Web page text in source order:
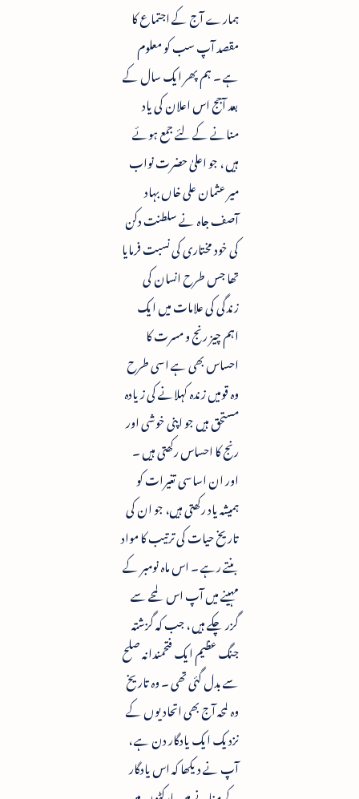
ہمارے آج کے اجتماع کا
مقصد آپ سب کو معلوم
ہے ۔ ہم پھر ایک سال کے
بعد آجج اس اعلان کی یاد
منانے کے لئے جمع ہوئے
ہیں ، جو اعلیٰ حضرت نواب
میر عثمان علی خاں بہاد
آصف جاہ نے سلطنت دکن
کی خود مختاری کی نسبت فرمایا
تھا جس طرح انسان کی
زندگی کی علامات میں ایک
اہم چیز رنج و مسرت کا
احساس بھی ہے اسی طرح
وہ قومیں زندہ کہلانے کی زیادہ
مستحق ہیں جو اپنی خوشی اور
رنج کا احساس رکھتی ہیں ۔
اور ان اساسی تغیرات کو
ہمیشہ یاد رکھتی ہیں، جو ان کی
تاریخ حیات کی ترتیب کا مواد
بنتے رہے ۔ اس ماہ نومبر کے
مہینے میں آپ اس لمحے سے
گزر چکے ہیں ، جب کہ گزشتہ
جنگ عظیم ایک فتحمندانہ صلح
سے بدل گئی تھی ۔ وہ تاریخ
وہ لمحہ آج بھی اتحادیوں کے
نزدیک ایک یادگار دن ہے ،
آپ نے دیکھا کہ اس یادگار